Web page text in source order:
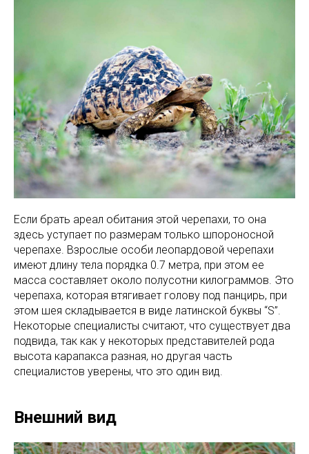
Если брать ареал обитания этой черепахи, то она
здесь уступает по размерам только шпороносной
черепахе. Взрослые особи леопардовой черепахи
имеют длину тела порядка 0.7 метра, при этом ее
масса составляет около полусотни килограммов. Это
черепаха, которая втягивает голову под панцирь, при
этом шея складывается в виде латинской буквы “S”.
Некоторые специалисты считают, что существует два
подвида, так как у некоторых представителей рода
высота карапакса разная, но другая часть
специалистов уверены, что это один вид.
Внешний вид